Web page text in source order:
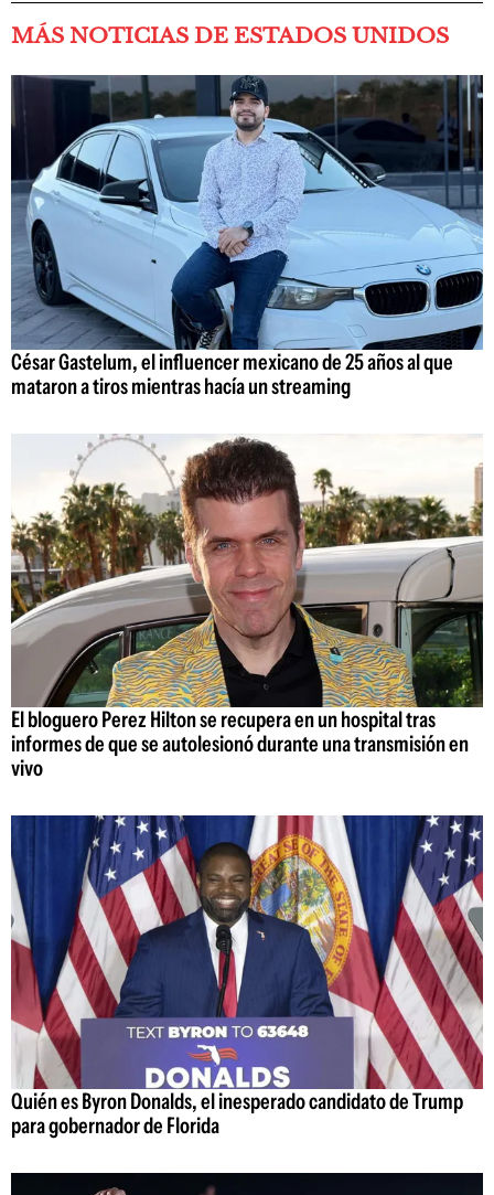
MÁS NOTICIAS DE ESTADOS UNIDOS
César Gastelum, el influencer mexicano de 25 años al que
mataron a tiros mientras hacía un streaming
El bloguero Perez Hilton se recupera en un hospital tras
informes de que se autolesionó durante una transmisión en
vivo
Quién es Byron Donalds, el inesperado candidato de Trump
para gobernador de Florida